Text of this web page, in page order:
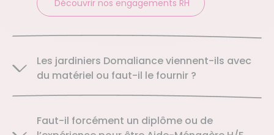
Découvrir nos engagements RH
Les jardiniers Domaliance viennent-ils avec
du matériel ou faut-il le fournir ?
Faut-il forcément un diplôme ou de